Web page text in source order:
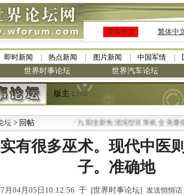
简体中文 繁体中
即时新闻 热点新闻 图片新闻 中国军情
世界时事论坛 世界汽车论坛
版主： bob
坛 > 回帖 九阳全新免清洗型豆浆机 全美最低
有很多巫术。现代中医
子。准确地
月04月05日10:12:56 于 [世界时事论坛] 发送悄悄话